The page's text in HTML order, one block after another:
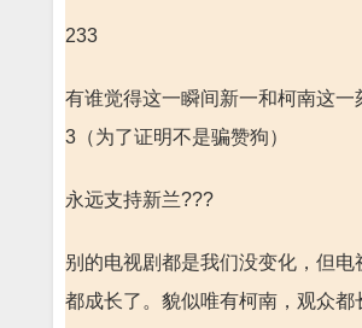
233
有谁觉得这一瞬间新一和柯南这一
3（为了证明不是骗赞狗）
永远支持新兰???
别的电视剧都是我们没变化，但电
都成长了。貌似唯有柯南，观众都